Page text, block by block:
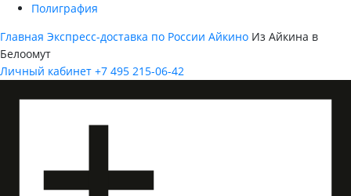
Полиграфия
Главная Экспресс-доставка по России Айкино Из Айкина в
Белоомут
Личный кабинет +7 495 215-06-42